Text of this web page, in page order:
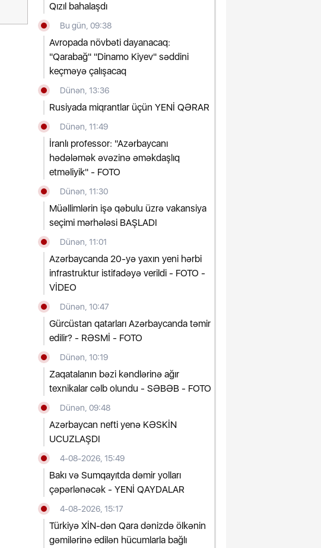
Qızıl bahalaşdı
Bu gün, 09:38
Avropada növbəti dayanacaq:
"Qarabağ" "Dinamo Kiyev" səddini
keçməyə çalışacaq
Dünən, 13:36
Rusiyada miqrantlar üçün YENİ QƏRAR
Dünən, 11:49
İranlı professor: "Azərbaycanı
hədələmək əvəzinə əməkdaşlıq
etməliyik" - FOTO
Dünən, 11:30
Müəllimlərin işə qəbulu üzrə vakansiya
seçimi mərhələsi BAŞLADI
Dünən, 11:01
Azərbaycanda 20-yə yaxın yeni hərbi
infrastruktur istifadəyə verildi - FOTO -
VİDEO
Dünən, 10:47
Gürcüstan qatarları Azərbaycanda təmir
edilir? - RƏSMİ - FOTO
Dünən, 10:19
Zaqatalanın bəzi kəndlərinə ağır
texnikalar cəlb olundu - SƏBƏB - FOTO
Dünən, 09:48
Azərbaycan nefti yenə KƏSKİN
UCUZLAŞDI
4-08-2026, 15:49
Bakı və Sumqayıtda dəmir yolları
çəpərlənəcək - YENİ QAYDALAR
4-08-2026, 15:17
Türkiyə XİN-dən Qara dənizdə ölkənin
gəmilərinə edilən hücumlarla bağlı